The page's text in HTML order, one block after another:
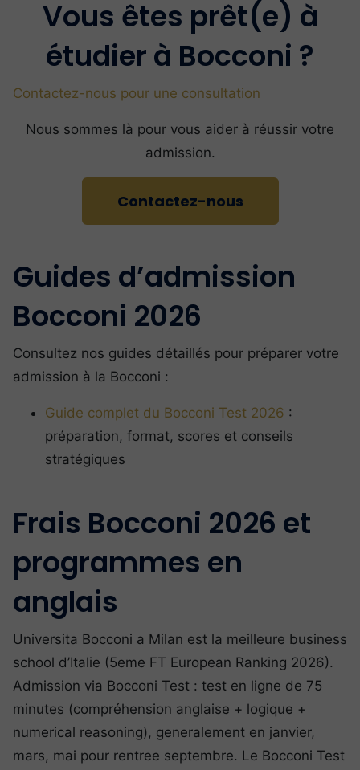
Vous êtes prêt(e) à
étudier à Bocconi ?
Contactez-nous pour une consultation
Nous sommes là pour vous aider à réussir votre
admission.
Contactez-nous
Guides d’admission
Bocconi 2026
Consultez nos guides détaillés pour préparer votre
admission à la Bocconi :
Guide complet du Bocconi Test 2026 :
préparation, format, scores et conseils
stratégiques
Frais Bocconi 2026 et
programmes en
anglais
Universita Bocconi a Milan est la meilleure business
school d’Italie (5eme FT European Ranking 2026).
Admission via Bocconi Test : test en ligne de 75
minutes (compréhension anglaise + logique +
numerical reasoning), generalement en janvier,
mars, mai pour rentree septembre. Le Bocconi Test